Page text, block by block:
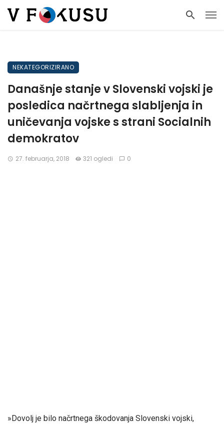
NEKATEGORIZIRANO
Današnje stanje v Slovenski vojski je
posledica načrtnega slabljenja in
uničevanja vojske s strani Socialnih
demokratov
27. februarja, 2018 321 ogledi 0
»Dovolj je bilo načrtnega škodovanja Slovenski vojski,